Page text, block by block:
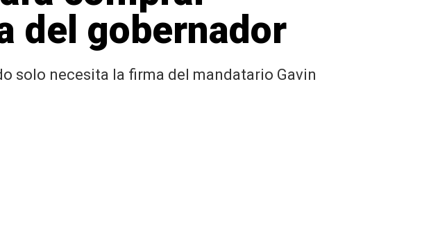
del gobernador
solo necesita la firma del mandatario Gavin